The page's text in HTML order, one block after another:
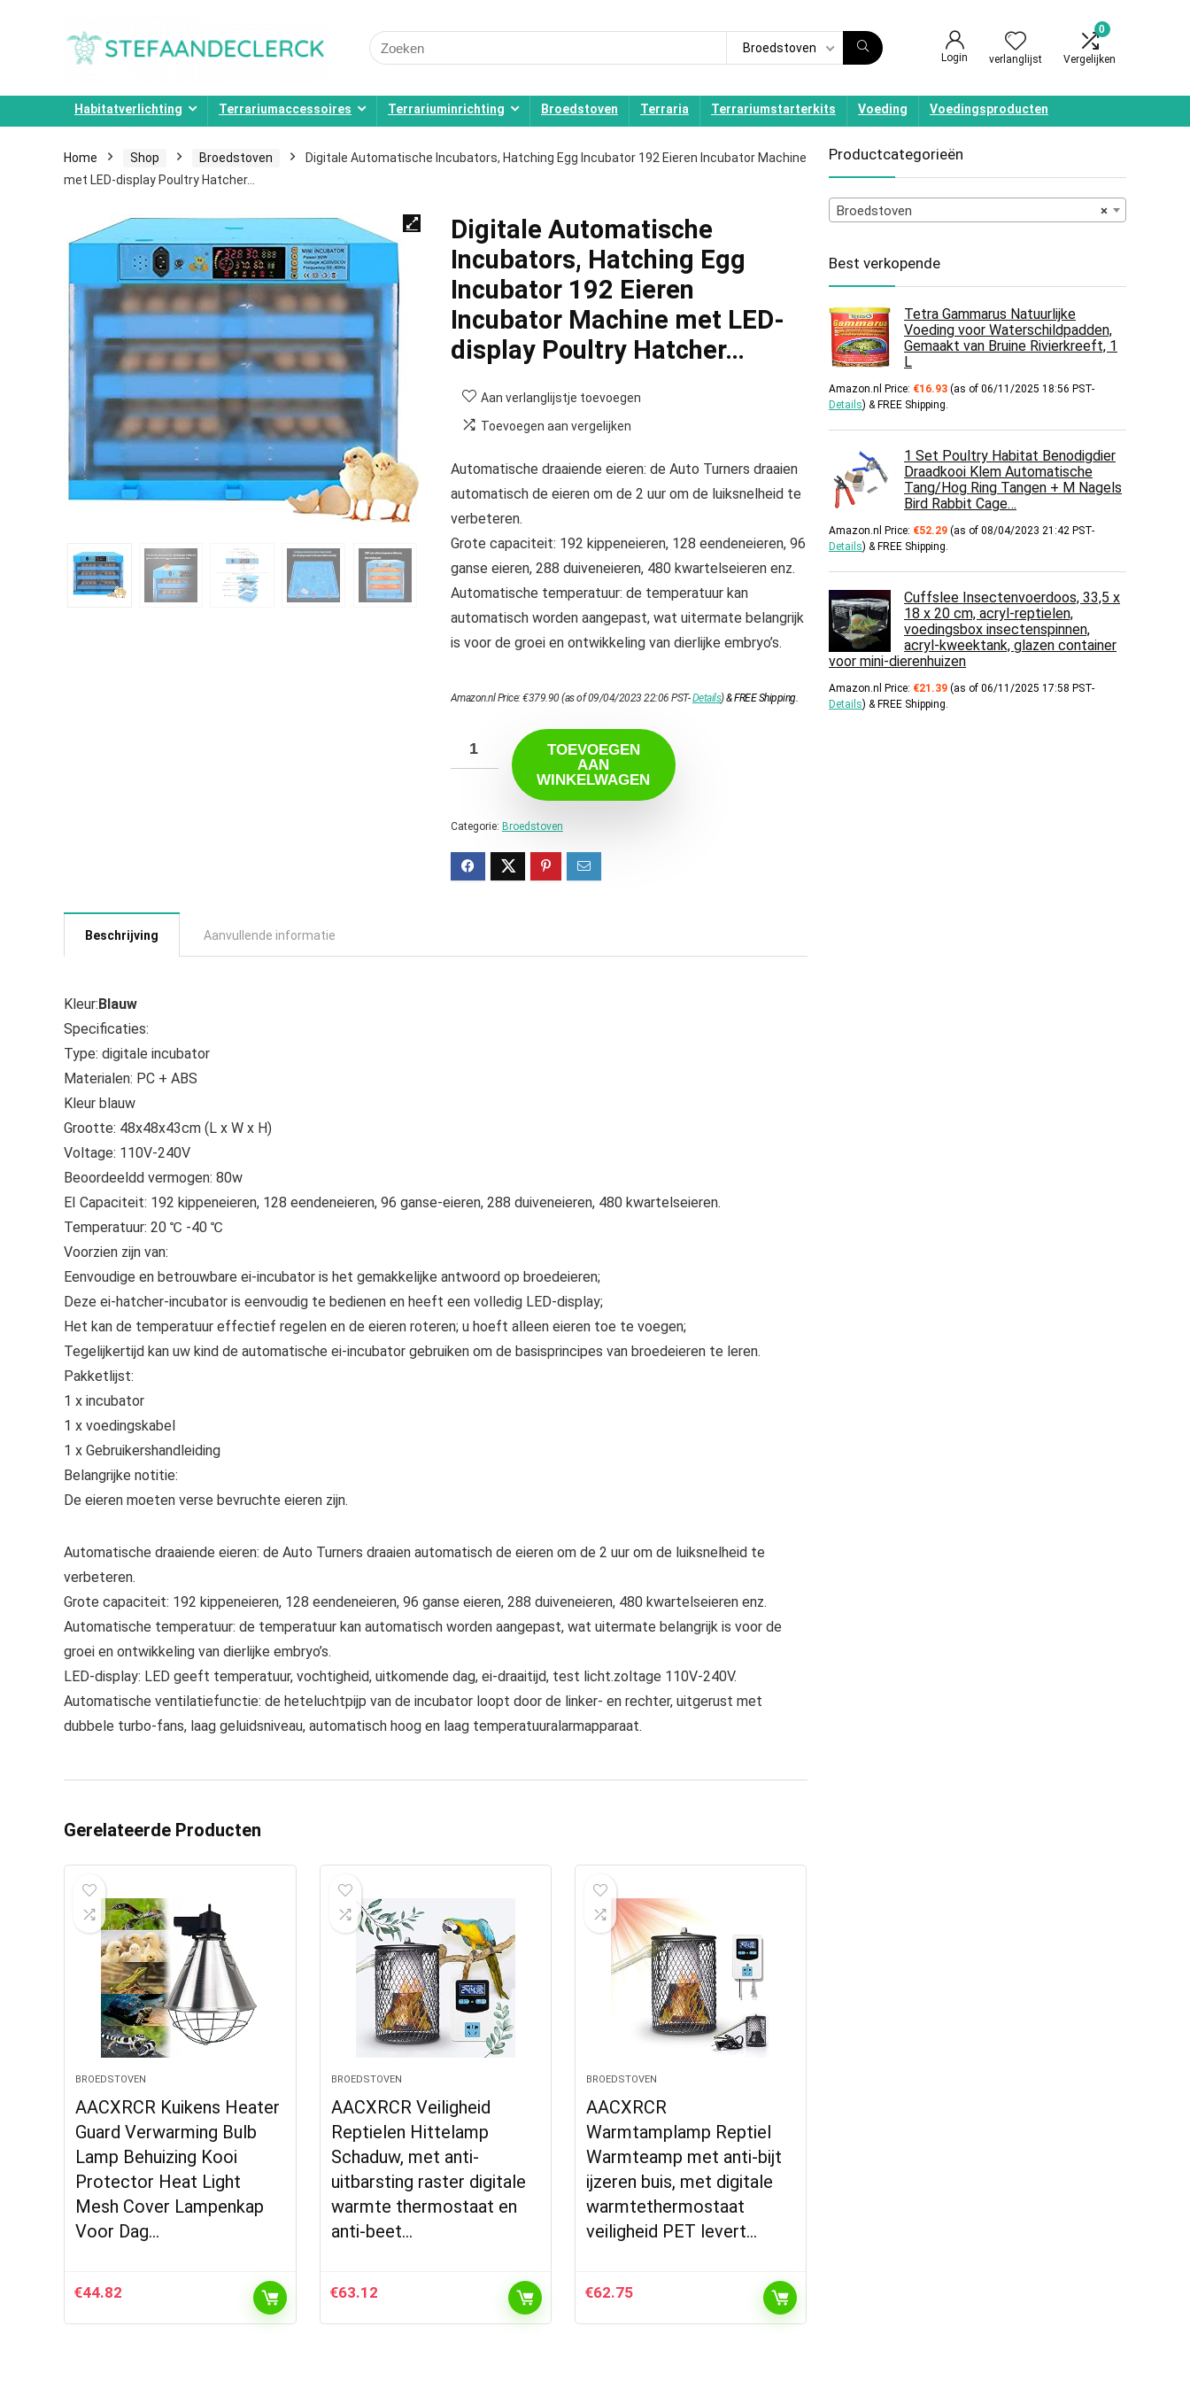
Search
for:
Broedstoven
Login verlanglijst
0
Vergelijken
Habitatverlichting Terrariumaccessoires Terrariuminrichting Broedstoven Terraria Terrariumstarterkits Voeding Voedingsproducten
Home Shop Broedstoven
Digitale Automatische Incubators, Hatching Egg Incubator 192 Eieren Incubator Machine
met LED-display Poultry Hatcher…
Digitale Automatische
Incubators, Hatching Egg
Incubator 192 Eieren
Incubator Machine met LED-
display Poultry Hatcher…
Aan verlanglijstje toevoegen
Toevoegen aan vergelijken
Automatische draaiende eieren: de Auto Turners draaien
automatisch de eieren om de 2 uur om de luiksnelheid te
verbeteren.
Grote capaciteit: 192 kippeneieren, 128 eendeneieren, 96
ganse eieren, 288 duiveneieren, 480 kwartelseieren enz.
Automatische temperatuur: de temperatuur kan
automatisch worden aangepast, wat uitermate belangrijk
is voor de groei en ontwikkeling van dierlijke embryo’s.
Amazon.nl Price:€379.90(as of 09/04/2023 22:06 PST-Details)&FREE Shipping.
TOEVOEGEN
AAN
WINKELWAGEN
Categorie: Broedstoven
Beschrijving Aanvullende informatie
Kleur:Blauw
Specificaties:
Type: digitale incubator
Materialen: PC + ABS
Kleur blauw
Grootte: 48x48x43cm (L x W x H)
Voltage: 110V-240V
Beoordeeldd vermogen: 80w
EI Capaciteit: 192 kippeneieren, 128 eendeneieren, 96 ganse-eieren, 288 duiveneieren, 480 kwartelseieren.
Temperatuur: 20 ℃ -40 ℃
Voorzien zijn van:
Eenvoudige en betrouwbare ei-incubator is het gemakkelijke antwoord op broedeieren;
Deze ei-hatcher-incubator is eenvoudig te bedienen en heeft een volledig LED-display;
Het kan de temperatuur effectief regelen en de eieren roteren; u hoeft alleen eieren toe te voegen;
Tegelijkertijd kan uw kind de automatische ei-incubator gebruiken om de basisprincipes van broedeieren te leren.
Pakketlijst:
1 x incubator
1 x voedingskabel
1 x Gebruikershandleiding
Belangrijke notitie:
De eieren moeten verse bevruchte eieren zijn.
Automatische draaiende eieren: de Auto Turners draaien automatisch de eieren om de 2 uur om de luiksnelheid te
verbeteren.
Grote capaciteit: 192 kippeneieren, 128 eendeneieren, 96 ganse eieren, 288 duiveneieren, 480 kwartelseieren enz.
Automatische temperatuur: de temperatuur kan automatisch worden aangepast, wat uitermate belangrijk is voor de
groei en ontwikkeling van dierlijke embryo’s.
LED-display: LED geeft temperatuur, vochtigheid, uitkomende dag, ei-draaitijd, test licht.zoltage 110V-240V.
Automatische ventilatiefunctie: de heteluchtpijp van de incubator loopt door de linker- en rechter, uitgerust met
dubbele turbo-fans, laag geluidsniveau, automatisch hoog en laag temperatuuralarmapparaat.
Gerelateerde Producten
BROEDSTOVEN
AACXRCR Kuikens Heater
Guard Verwarming Bulb
Lamp Behuizing Kooi
Protector Heat Light
Mesh Cover Lampenkap
Voor Dag…
€44.82
BROEDSTOVEN
AACXRCR Veiligheid
Reptielen Hittelamp
Schaduw, met anti-
uitbarsting raster digitale
warmte thermostaat en
anti-beet…
€63.12
BROEDSTOVEN
AACXRCR
Warmtamplamp Reptiel
Warmteamp met anti-bijt
ijzeren buis, met digitale
warmtethermostaat
veiligheid PET levert…
€62.75
Productcategorieën
×
Broedstoven
Best verkopende
Tetra Gammarus Natuurlijke
Voeding voor Waterschildpadden,
Gemaakt van Bruine Rivierkreeft, 1
L
Amazon.nl Price: €16.93 (as of 06/11/2025 18:56 PST-
Details) & FREE Shipping.
1 Set Poultry Habitat Benodigdier
Draadkooi Klem Automatische
Tang/Hog Ring Tangen + M Nagels
Bird Rabbit Cage…
Amazon.nl Price: €52.29 (as of 08/04/2023 21:42 PST-
Details) & FREE Shipping.
Cuffslee Insectenvoerdoos, 33,5 x
18 x 20 cm, acryl-reptielen,
voedingsbox insectenspinnen,
acryl-kweektank, glazen container
voor mini-dierenhuizen
Amazon.nl Price: €21.39 (as of 06/11/2025 17:58 PST-
Details) & FREE Shipping.